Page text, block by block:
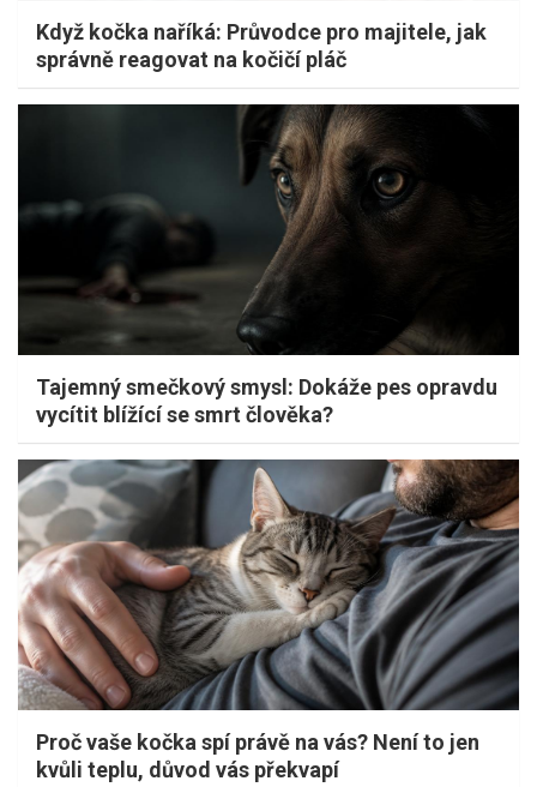
Když kočka naříká: Průvodce pro majitele, jak
správně reagovat na kočičí pláč
Tajemný smečkový smysl: Dokáže pes opravdu
vycítit blížící se smrt člověka?
Proč vaše kočka spí právě na vás? Není to jen
kvůli teplu, důvod vás překvapí